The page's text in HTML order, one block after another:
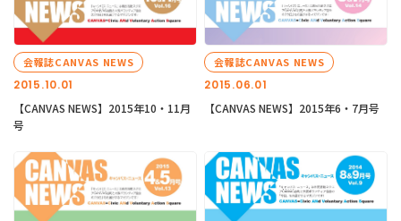
2015.10.01
会報誌CANVAS NEWS
【CANVAS NEWS】2015年10・11月
号
2015.06.01
会報誌CANVAS NEWS
【CANVAS NEWS】2015年6・7月号